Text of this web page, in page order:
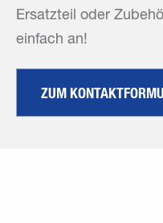
Ersatzteil oder
einfach an!
ZUM